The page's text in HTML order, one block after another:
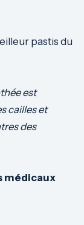
pastis du
est
cailles et
des
médicaux